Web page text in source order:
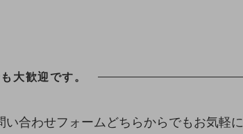
大歓迎です。
合わせフォームどちらからでもお気軽に